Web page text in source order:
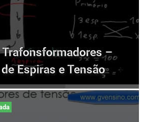
–
Espiras e Tensão